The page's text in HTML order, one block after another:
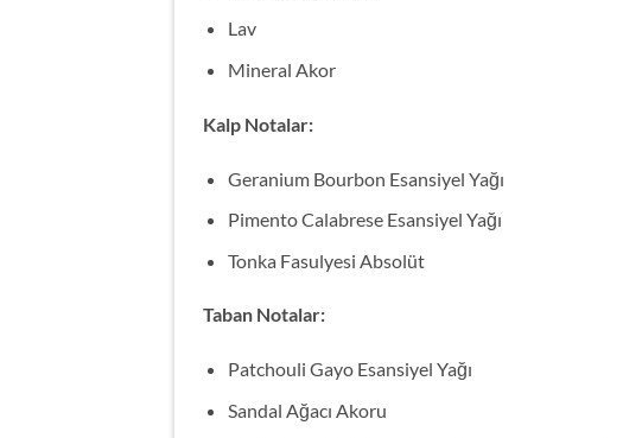
Lav
Mineral Akor
Kalp Notalar:
Geranium Bourbon Esansiyel Yağı
Pimento Calabrese Esansiyel Yağı
Tonka Fasulyesi Absolüt
Taban Notalar:
Patchouli Gayo Esansiyel Yağı
Sandal Ağacı Akoru